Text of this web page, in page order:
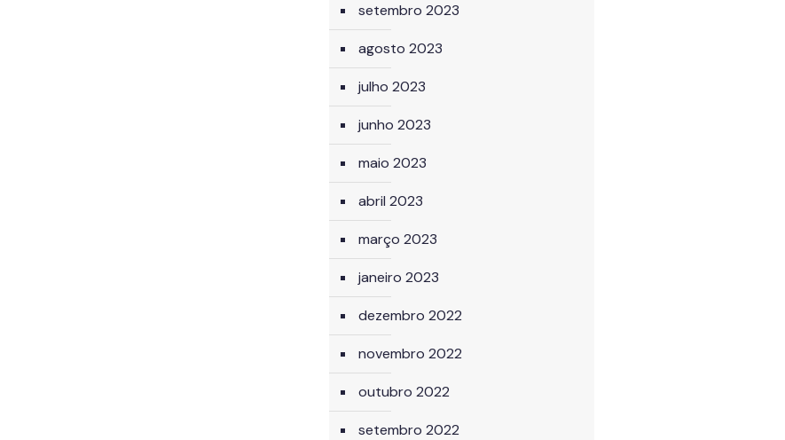
setembro 2023
agosto 2023
julho 2023
junho 2023
maio 2023
abril 2023
março 2023
janeiro 2023
dezembro 2022
novembro 2022
outubro 2022
setembro 2022